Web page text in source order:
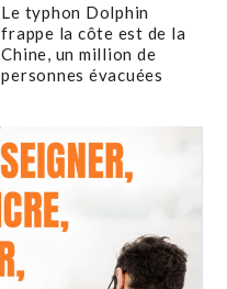
Le typhon Dolphin
frappe la côte est de la
Chine, un million de
personnes évacuées